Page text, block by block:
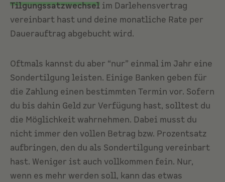
Tilgungssatzwechsel im Darlehensvertrag
vereinbart hast und deine monatliche Rate per
Dauerauftrag abgebucht wird.
Oftmals kannst du aber “nur” einmal im Jahr eine
Sondertilgung leisten. Einige Banken geben für
die Zahlung einen bestimmten Termin vor. Sofern
du bis dahin Geld zur Verfügung hast, solltest du
die Möglichkeit wahrnehmen. Dabei musst du
nicht immer den vollen Betrag bzw. Prozentsatz
aufbringen, den du als Sondertilgung vereinbart
hast. Weniger ist auch vollkommen fein. Nur,
wenn es mehr werden soll, kann das etwas